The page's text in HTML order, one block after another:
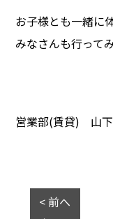
お子様とも一緒に
みなさんも行って
営業部(賃貸) 山下
< 前へ